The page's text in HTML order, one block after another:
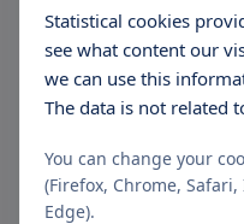
Standard
Árak megtekintése
+36 70 659
Statistical cookies
see what content our
we can use this
The data is not related
You can change your
(Firefox, Chrome,
Edge).